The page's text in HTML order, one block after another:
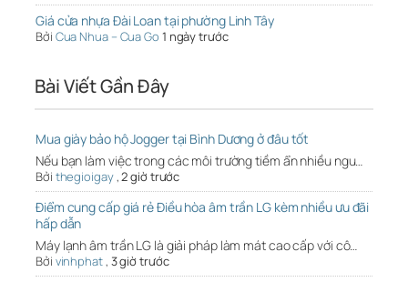
Giá cửa nhựa Đài Loan tại phường Linh Tây
Bởi Cua Nhua – Cua Go 1 ngày trước
Bài Viết Gần Đây
Mua giày bảo hộ Jogger tại Bình Dương ở đâu tốt
Nếu bạn làm việc trong các môi trường tiềm ẩn nhiều ngu…
Bởi thegioigay,2 giờ trước
Điểm cung cấp giá rẻ Điều hòa âm trần LG kèm nhiều ưu đãi
hấp dẫn
Máy lạnh âm trần LG là giải pháp làm mát cao cấp với cô…
Bởi vinhphat, 3 giờ trước